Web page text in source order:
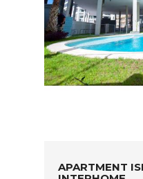
APARTMENT